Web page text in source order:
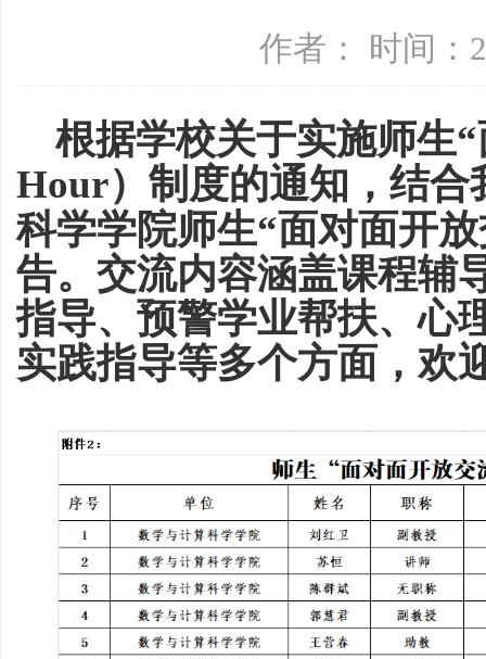
作者： 时间：
根据学校关于实施师生
Hour）制度的通知，结合
科学学院师生“面对面开
告。交流内容涵盖课程辅
指导、预警学业帮扶、心
实践指导等多个方面，欢